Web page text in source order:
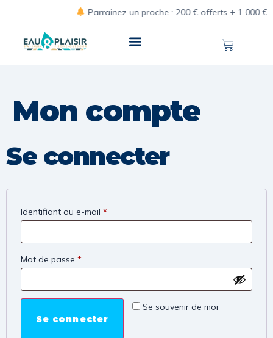
Parrainez un proche : 200 € offerts + 1 000 €
Mon compte
Se connecter
Identifiant ou e-mail *
Mot de passe *
Se souvenir de moi
Se connecter